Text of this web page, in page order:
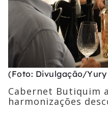
(Foto: Divulgação/
Cabernet Butiquim
harmonizações